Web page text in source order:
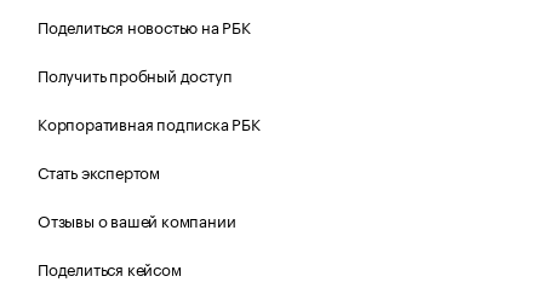
Поделиться новостью на РБК
Получить пробный доступ
Корпоративная подписка РБК
Стать экспертом
Отзывы о вашей компании
Поделиться кейсом